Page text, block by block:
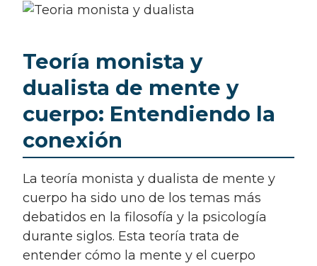
Teoría monista y
dualista de mente y
cuerpo: Entendiendo la
conexión
La teoría monista y dualista de mente y
cuerpo ha sido uno de los temas más
debatidos en la filosofía y la psicología
durante siglos. Esta teoría trata de
entender cómo la mente y el cuerpo